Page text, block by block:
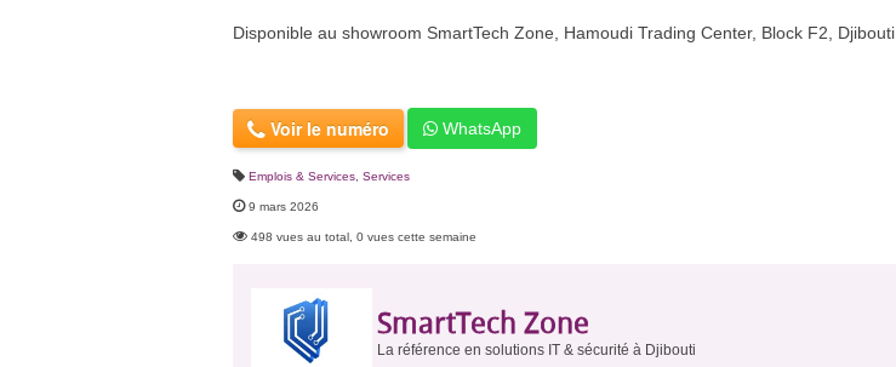
Disponible au showroom SmartTech Zone, Hamoudi Trading Center, Block F2, Djibouti.
Voir le numéro WhatsApp
Emplois & Services Services
9 mars 2026
498 vues au total, 0 vues cette semaine
SmartTech Zone
La référence en solutions IT & sécurité à Djibouti